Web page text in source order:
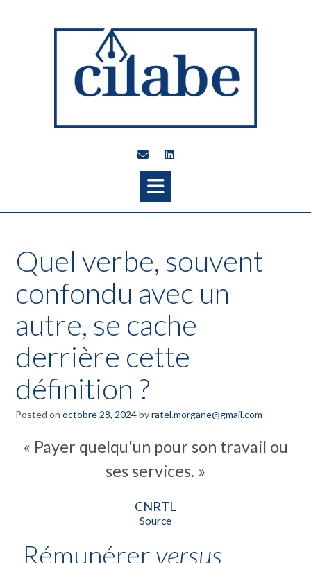
Quel verbe, souvent
confondu avec un
autre, se cache
derrière cette
définition ?
Posted on octobre 28, 2024byratel.morgane@gmail.com
« Payer quelqu'un pour son travail ou
ses services. »
CNRTL
Source
Rémunérerversus